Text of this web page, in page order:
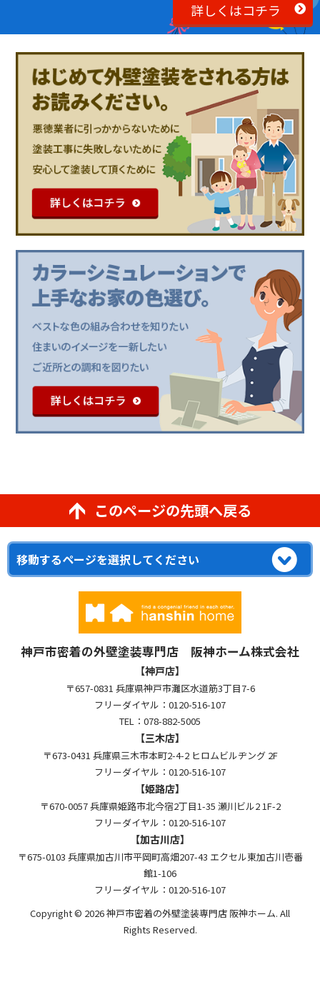
詳しくはコチラ
このページの先頭へ戻る
神戸市密着の外壁塗装専門店 阪神ホーム株式会社
【神戸店】
〒657-0831 兵庫県神戸市灘区水道筋3丁目7-6
フリーダイヤル：0120-516-107
TEL：078-882-5005
【三木店】
〒673-0431 兵庫県三木市本町2-4-2 ヒロムビルヂング 2F
フリーダイヤル：0120-516-107
【姫路店】
〒670-0057 兵庫県姫路市北今宿2丁目1-35 瀬川ビル2 1F-2
フリーダイヤル：0120-516-107
【加古川店】
〒675-0103 兵庫県加古川市平岡町高畑207-43 エクセル東加古川壱番
館1-106
フリーダイヤル：0120-516-107
Copyright © 2026 神戸市密着の外壁塗装専門店 阪神ホーム. All
Rights Reserved.